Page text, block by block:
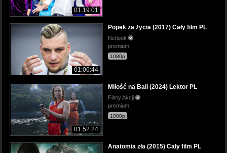
01:19:01
01:06:44
Popek za życia (2017) Cały film PL
Netlook
premium
1080p
01:52:24
Miłość na Bali (2024) Lektor PL
Filmy Akcji
premium
1080p
Anatomia zła (2015) Cały film PL